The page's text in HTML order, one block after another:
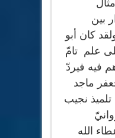
بين
كان أبو
علم تامّ
فيه فيردّ
ماجد
نجيب
الله